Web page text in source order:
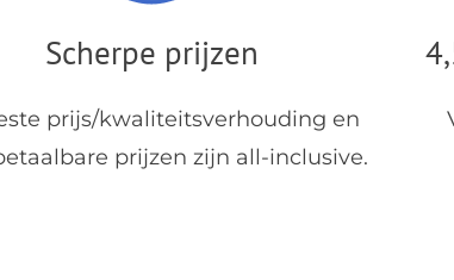
Scherpe prijzen
prijs/kwaliteitsverhouding en
prijzen zijn all-inclusive.